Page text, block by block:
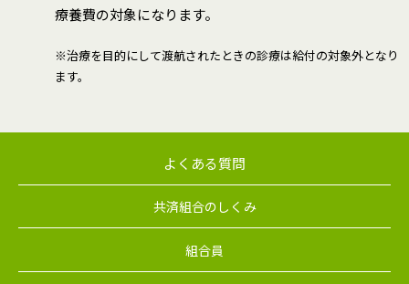
療養費の対象になります。
※治療を目的にして渡航されたときの診療は給付の対象外となり
ます。
よくある質問
共済組合のしくみ
組合員